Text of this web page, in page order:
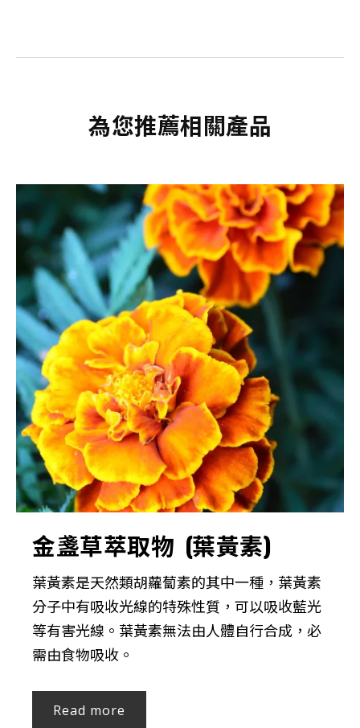
為您推薦相關產品
金盞草萃取物 (葉黃素)
葉黃素是天然類胡蘿蔔素的其中一種，葉黃素
分子中有吸收光線的特殊性質，可以吸收藍光
等有害光線。葉黃素無法由人體自行合成，必
需由食物吸收。
Read more